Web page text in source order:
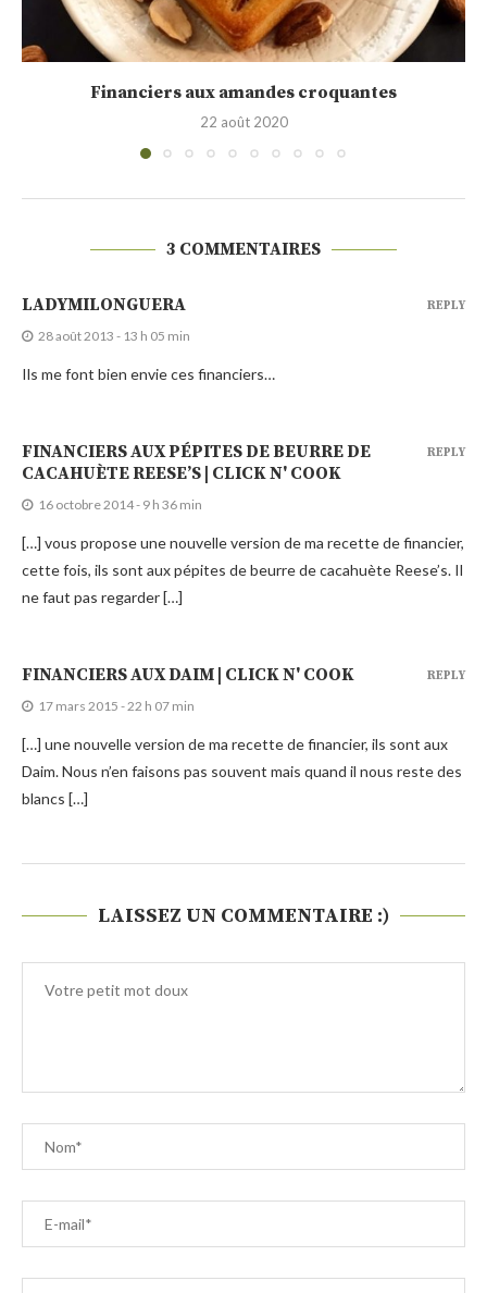
Financiers inspirés de la recette de Philippe
Conticini
1 avril 2020
LADYMILONGUERA
FINANCIERS AUX PÉPITES DE BEURRE DE
CACAHUÈTE REESE’S | CLICK N' COOK
[…] vous propose une nouvelle version de ma recette de financier,
cette fois, ils sont aux pépites de beurre de cacahuète Reese’s. Il
FINANCIERS AUX DAIM | CLICK N' COOK
[…] une nouvelle version de ma recette de financier, ils sont aux
Daim. Nous n’en faisons pas souvent mais quand il nous reste des